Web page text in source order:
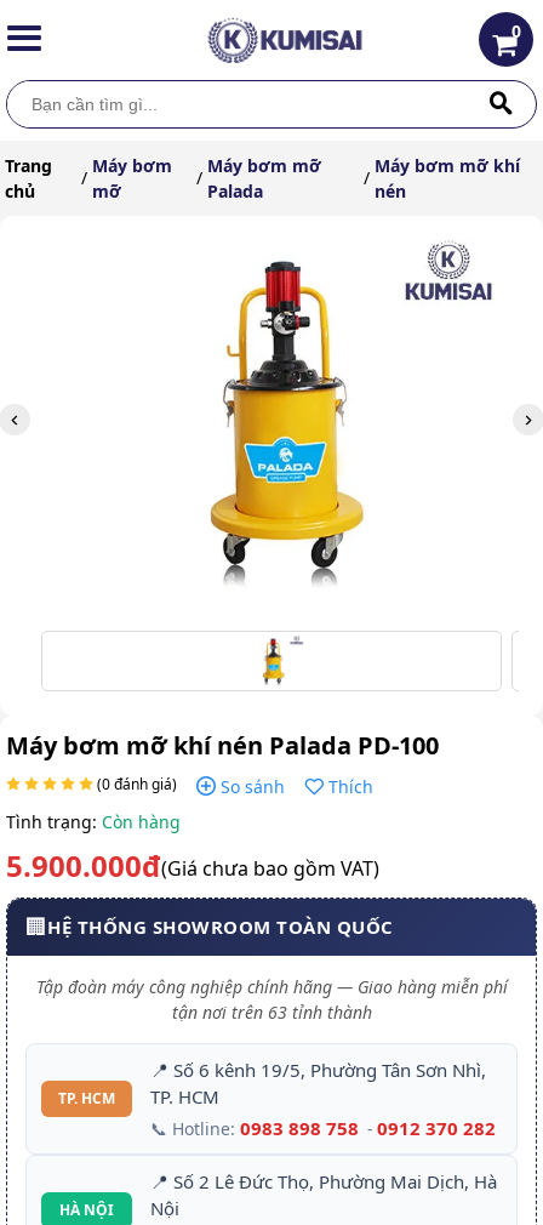
0
Trang
chủ
/
Máy bơm
mỡ
/
Máy bơm mỡ
Palada
/
Máy bơm mỡ khí
nén
Máy bơm mỡ khí nén Palada PD-100
(0 đánh giá) So sánh
Thích
Tình trạng: Còn hàng
5.900.000đ(Giá chưa bao gồm VAT)
🏢HỆ THỐNG SHOWROOM TOÀN QUỐC
Tập đoàn máy công nghiệp chính hãng — Giao hàng miễn phí
tận nơi trên 63 tỉnh thành
TP. HCM
📍 Số 6 kênh 19/5, Phường Tân Sơn Nhì,
TP. HCM
📞 Hotline: 0983 898 758 - 0912 370 282
HÀ NỘI
📍 Số 2 Lê Đức Thọ, Phường Mai Dịch, Hà
Nội